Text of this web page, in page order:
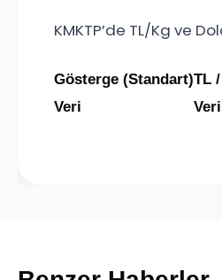
KMKTP’de TL/Kg ve
Gösterge (Standart)TL
Veri
Veri